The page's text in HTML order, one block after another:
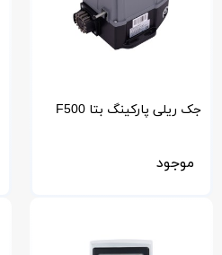
جک ریلی پارکینگ بتا F500
موجود